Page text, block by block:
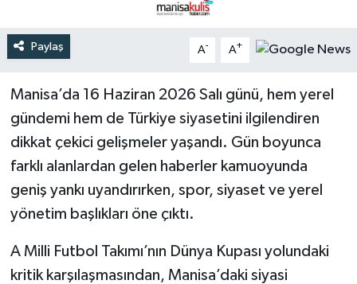
Paylaş A- A+
Manisa’da 16 Haziran 2026 Salı günü, hem yerel
gündemi hem de Türkiye siyasetini ilgilendiren
dikkat çekici gelişmeler yaşandı. Gün boyunca
farklı alanlardan gelen haberler kamuoyunda
geniş yankı uyandırırken, spor, siyaset ve yerel
yönetim başlıkları öne çıktı.
A Milli Futbol Takımı’nın Dünya Kupası yolundaki
kritik karşılaşmasından, Manisa’daki siyasi